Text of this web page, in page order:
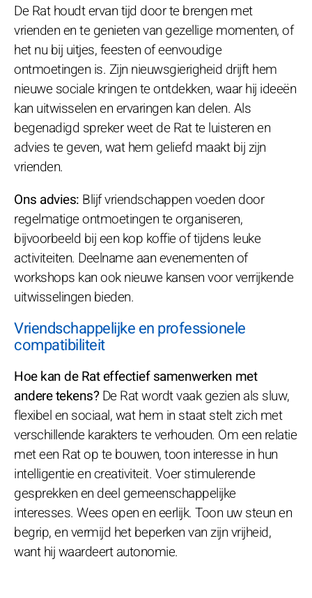
De Rat houdt ervan tijd door te brengen met
vrienden en te genieten van gezellige momenten, of
het nu bij uitjes, feesten of eenvoudige
ontmoetingen is. Zijn nieuwsgierigheid drijft hem
nieuwe sociale kringen te ontdekken, waar hij ideeën
kan uitwisselen en ervaringen kan delen. Als
begenadigd spreker weet de Rat te luisteren en
advies te geven, wat hem geliefd maakt bij zijn
vrienden.
Ons advies: Blijf vriendschappen voeden door
regelmatige ontmoetingen te organiseren,
bijvoorbeeld bij een kop koffie of tijdens leuke
activiteiten. Deelname aan evenementen of
workshops kan ook nieuwe kansen voor verrijkende
uitwisselingen bieden.
Vriendschappelijke en professionele
compatibiliteit
Hoe kan de Rat effectief samenwerken met
andere tekens?De Rat wordt vaak gezien als sluw,
flexibel en sociaal, wat hem in staat stelt zich met
verschillende karakters te verhouden. Om een relatie
met een Rat op te bouwen, toon interesse in hun
intelligentie en creativiteit. Voer stimulerende
gesprekken en deel gemeenschappelijke
interesses. Wees open en eerlijk. Toon uw steun en
begrip, en vermijd het beperken van zijn vrijheid,
want hij waardeert autonomie.